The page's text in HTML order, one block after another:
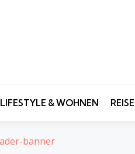
LIFESTYLE & WOHNEN